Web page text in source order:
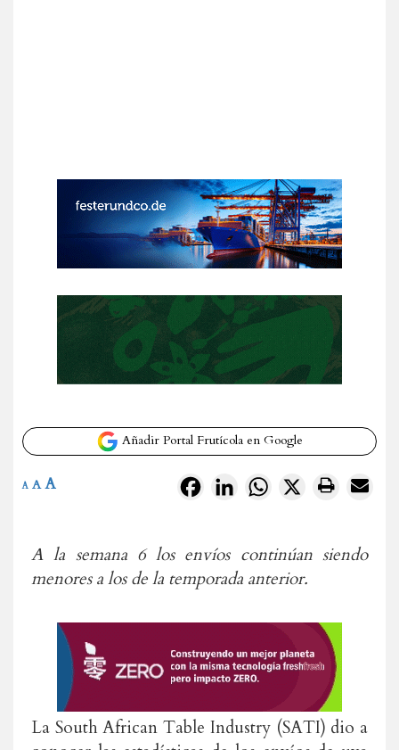
Añadir Portal Frutícola en Google
FacebookLinkedInWhatsApp
X
A A A
A la semana 6 los envíos continúan siendo
menores a los de la temporada anterior.
La South African Table Industry (SATI) dio a